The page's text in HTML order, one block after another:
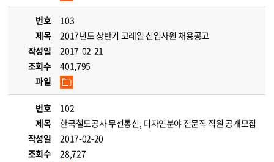
번호
103
제목
2017년도 상반기 코레일 신입사원 채용공고
작성일
2017-02-21
조회수
401,795
파일
번호
102
제목
한국철도공사 무선통신, 디자인분야 전문직 직원 공개모집
작성일
2017-02-20
조회수
28,727